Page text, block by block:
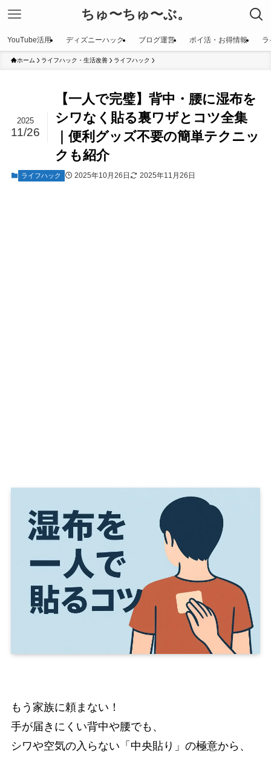
ちゅ〜ちゅ〜ぶ。
YouTube活用 ディズニーハック ブログ運営 ポイ活・お得情報
ホーム ライフハック・生活改善 ライフハック
【一人で完璧】背中・腰に湿布を
シワなく貼る裏ワザとコツ全集
｜便利グッズ不要の簡単テクニッ
クも紹介
2025
11/26
ライフハック 2025年10月26日 2025年11月26日
もう家族に頼まない！
手が届きにくい背中や腰でも、
シワや空気の入らない「中央貼り」の極意から、